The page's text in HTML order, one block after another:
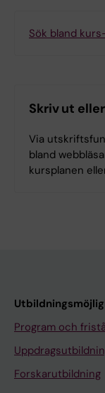
Sök bland
Skriv ut
Via
bland
kursplanen
Program och
Forskarutbildning